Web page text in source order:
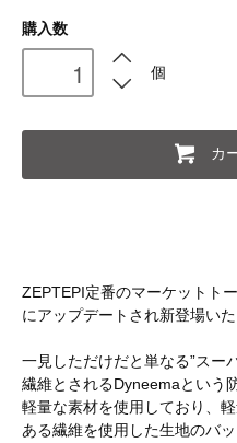
購入数
個
カ
ZEPTEPI定番のマーケットト
にアップデートされ新登場いた
一見しただけだと単なる”スー
繊維とされるDyneemaという
軽量な素材を使用しており、
ある繊維を使用した生地のバ